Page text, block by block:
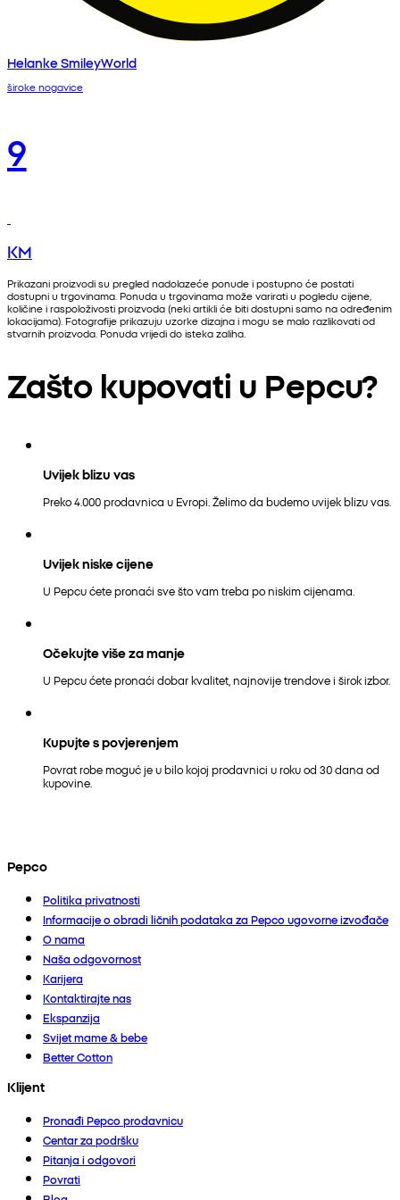
Helanke SmileyWorld
široke nogavice
9
KM
Prikazani proizvodi su pregled nadolazeće ponude i postupno će postati
dostupni u trgovinama. Ponuda u trgovinama može varirati u pogledu cijene,
količine i raspoloživosti proizvoda (neki artikli će biti dostupni samo na određenim
lokacijama). Fotografije prikazuju uzorke dizajna i mogu se malo razlikovati od
stvarnih proizvoda. Ponuda vrijedi do isteka zaliha.
Zašto kupovati u Pepcu?
Uvijek blizu vas
Preko 4.000 prodavnica u Evropi. Želimo da budemo uvijek blizu vas.
Uvijek niske cijene
U Pepcu ćete pronaći sve što vam treba po niskim cijenama.
Očekujte više za manje
U Pepcu ćete pronaći dobar kvalitet, najnovije trendove i širok izbor.
Kupujte s povjerenjem
Povrat robe moguć je u bilo kojoj prodavnici u roku od 30 dana od
kupovine.
Pepco
Politika privatnosti
Informacije o obradi ličnih podataka za Pepco ugovorne izvođače
O nama
Naša odgovornost
Karijera
Kontaktirajte nas
Ekspanzija
Svijet mame & bebe
Better Cotton
Klijent
Pronađi Pepco prodavnicu
Centar za podršku
Pitanja i odgovori
Povrati